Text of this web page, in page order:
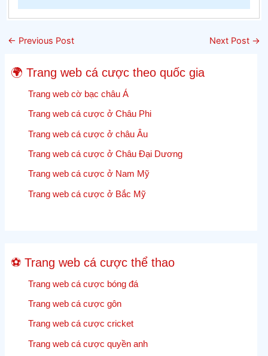
đẳng
giáo
năm
1960
Điểm
số
của
–
Lưu
cập
nhật,
quả
và
trực
tiếp
← Previous Post Next Post →
🌍 Trang web cá cược theo quốc gia
Trang web cờ bạc châu Á
Trang web cá cược ở Châu Phi
Trang web cá cược ở châu Âu
Trang web cá cược ở Châu Đại Dương
Trang web cá cược ở Nam Mỹ
Trang web cá cược ở Bắc Mỹ
⚽ Trang web cá cược thể thao
Trang web cá cược bóng đá
Trang web cá cược gôn
Trang web cá cược cricket
Trang web cá cược quyền anh